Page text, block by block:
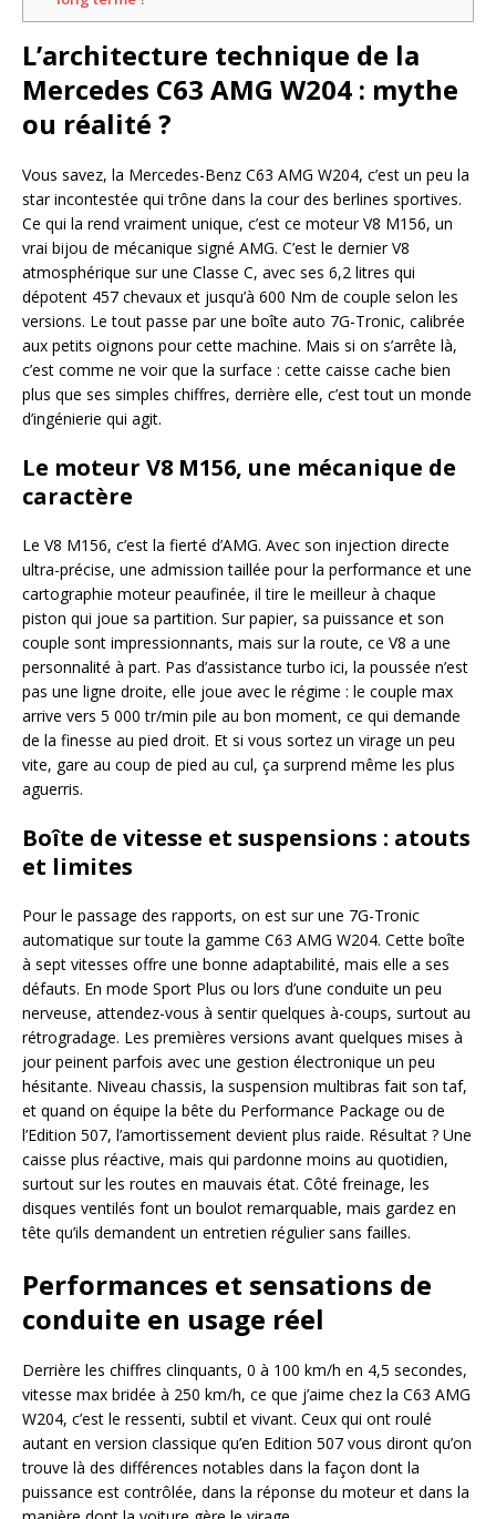
L’architecture technique de la
Mercedes C63 AMG W204 : mythe
ou réalité ?
Vous savez, la Mercedes-Benz C63 AMG W204, c’est un peu la
star incontestée qui trône dans la cour des berlines sportives.
Ce qui la rend vraiment unique, c’est ce moteur V8 M156, un
vrai bijou de mécanique signé AMG. C’est le dernier V8
atmosphérique sur une Classe C, avec ses 6,2 litres qui
dépotent 457 chevaux et jusqu’à 600 Nm de couple selon les
versions. Le tout passe par une boîte auto 7G-Tronic, calibrée
aux petits oignons pour cette machine. Mais si on s’arrête là,
c’est comme ne voir que la surface : cette caisse cache bien
plus que ses simples chiffres, derrière elle, c’est tout un monde
d’ingénierie qui agit.
Le moteur V8 M156, une mécanique de
caractère
Le V8 M156, c’est la fierté d’AMG. Avec son injection directe
ultra-précise, une admission taillée pour la performance et une
cartographie moteur peaufinée, il tire le meilleur à chaque
piston qui joue sa partition. Sur papier, sa puissance et son
couple sont impressionnants, mais sur la route, ce V8 a une
personnalité à part. Pas d’assistance turbo ici, la poussée n’est
pas une ligne droite, elle joue avec le régime : le couple max
arrive vers 5 000 tr/min pile au bon moment, ce qui demande
de la finesse au pied droit. Et si vous sortez un virage un peu
vite, gare au coup de pied au cul, ça surprend même les plus
aguerris.
Boîte de vitesse et suspensions : atouts
et limites
Pour le passage des rapports, on est sur une 7G-Tronic
automatique sur toute la gamme C63 AMG W204. Cette boîte
à sept vitesses offre une bonne adaptabilité, mais elle a ses
défauts. En mode Sport Plus ou lors d’une conduite un peu
nerveuse, attendez-vous à sentir quelques à-coups, surtout au
rétrogradage. Les premières versions avant quelques mises à
jour peinent parfois avec une gestion électronique un peu
hésitante. Niveau chassis, la suspension multibras fait son taf,
et quand on équipe la bête du Performance Package ou de
l’Edition 507, l’amortissement devient plus raide. Résultat ? Une
caisse plus réactive, mais qui pardonne moins au quotidien,
surtout sur les routes en mauvais état. Côté freinage, les
disques ventilés font un boulot remarquable, mais gardez en
tête qu’ils demandent un entretien régulier sans failles.
Performances et sensations de
conduite en usage réel
Derrière les chiffres clinquants, 0 à 100 km/h en 4,5 secondes,
vitesse max bridée à 250 km/h, ce que j’aime chez la C63 AMG
W204, c’est le ressenti, subtil et vivant. Ceux qui ont roulé
autant en version classique qu’en Edition 507 vous diront qu’on
trouve là des différences notables dans la façon dont la
puissance est contrôlée, dans la réponse du moteur et dans la